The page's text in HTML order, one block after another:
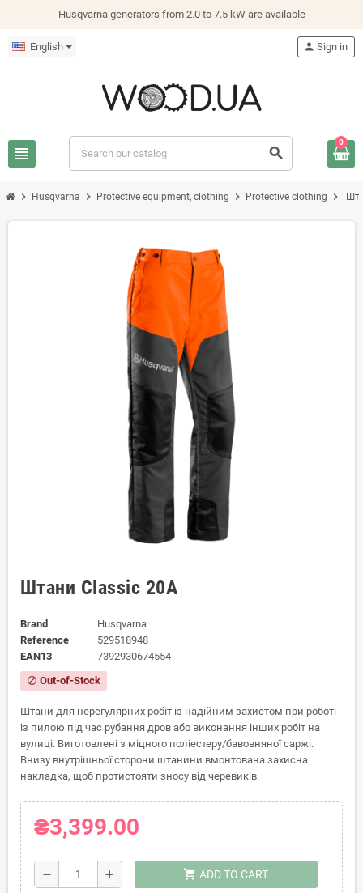
Husqvarna generators from 2.0 to 7.5 kW are available
English
view_headline search
person Sign in
0
chevron_right Husqvarna chevron_right Protective equipment, clothing chevron_right Protective clothing chevron_right
Штани Classic 20A
Brand
Husqvarna
Reference
529518948
EAN13
7392930674554
block Out-of-Stock
Штани для нерегулярних робіт із надійним захистом при роботі
із пилою під час рубання дров або виконання інших робіт на
вулиці. Виготовлені з міцного поліестеру/бавовняної саржі.
Внизу внутрішньої сторони штанини вмонтована захисна
накладка, щоб протистояти зносу від черевиків.
₴3,399.00
remove add shopping_cart ADD TO CART